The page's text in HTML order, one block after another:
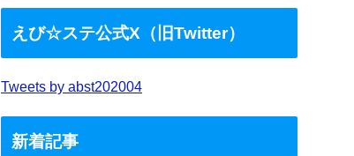
えび☆ステ公式X（旧Twitter）
Tweets by abst202004
新着記事